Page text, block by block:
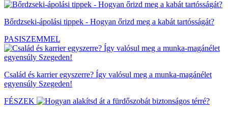
Bőrdzseki-ápolási tippek - Hogyan őrizd meg a kabát tartósságát?
PASISZEMMEL
Család és karrier egyszerre? Így valósul meg a munka-magánélet
egyensúly Szegeden!
FÉSZEK